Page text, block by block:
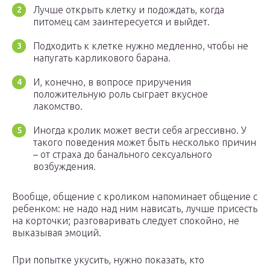
Лучше открыть клетку и подождать, когда
питомец сам заинтересуется и выйдет.
Подходить к клетке нужно медленно, чтобы не
напугать карликового барана.
И, конечно, в вопросе приручения
положительную роль сыграет вкусное
лакомство.
Иногда кролик может вести себя агрессивно. У
такого поведения может быть несколько причин
– от страха до банального сексуального
возбуждения.
Вообще, общение с кроликом напоминает общение с
ребенком: не надо над ним нависать, лучше присесть
на корточки; разговаривать следует спокойно, не
выказывая эмоций.
При попытке укусить, нужно показать, кто